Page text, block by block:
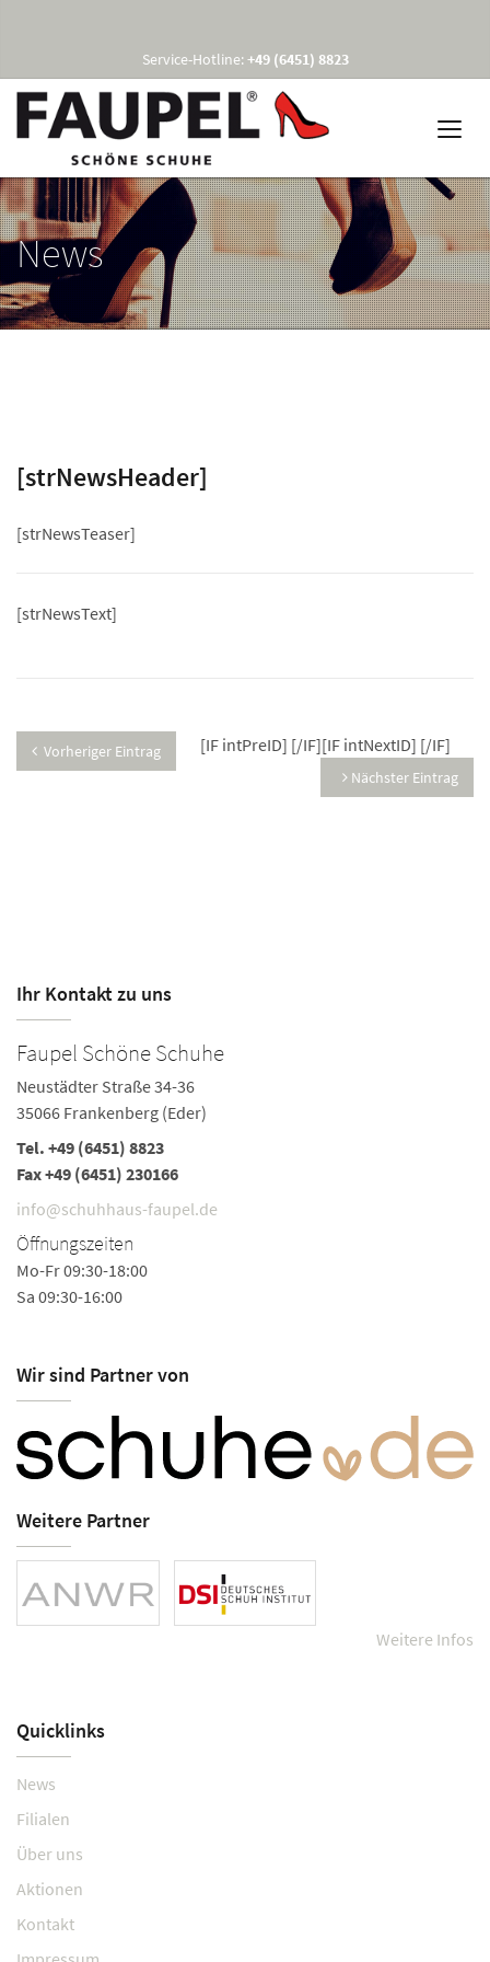
Service-Hotline:+49 (6451) 8823
News
[strNewsHeader]
[strNewsTeaser]
[strNewsText]
[IF intPreID]
Vorheriger Eintrag [/IF][IF intNextID]
Nächster Eintrag
[/IF]
Ihr Kontakt zu uns
Faupel Schöne Schuhe
Neustädter Straße 34-36
35066 Frankenberg (Eder)
Tel. +49 (6451) 8823
Fax +49 (6451) 230166
info@schuhhaus-faupel.de
Öffnungszeiten
Mo-Fr 09:30-18:00
Sa 09:30-16:00
Wir sind Partner von
Weitere Partner
Weitere Infos
Quicklinks
News
Filialen
Über uns
Aktionen
Kontakt